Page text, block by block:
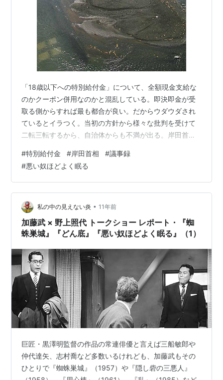
「18歳以下への特別給付金」について、全額現金支給な
のかクーポン併用なのかと混乱している。即決即金が受
取る側からすれば最も都合が良い。だからウダウダされ
ているとイラつく。当初の方針から様々な批判を受けて
二転三転するから、自治体からも不満が出る。岸田首相
挙公約時点での制度設計の見通しが甘い、というよりも
熟考されていなかったからこうなった？んだろう。ま
あ、どのみち始まりは不完全なものであり、様々な意見
や事情を考慮して議論すれば、二転三転するのは当然の
ナリユキであって、それが悪いコトとは思えない。 昨日
も書いたが、一石二鳥以上の目的が課せられている…
#特別給付金 #岸田首相 #議事録
#悪い奴ほどよく眠る
私の中の見えない炎 • 11年前
加藤武 × 野上照代 トークショー レポート・『蜘
蛛巣城』『どん底』『悪い奴ほどよく眠る』（1）
巨匠・黒澤明監督の作品の常連俳優と言えば三船敏郎や
仲代達矢、志村喬など多数いるけれども、加藤武もその
ひとりで『蜘蛛巣城』（1957）や『隠し砦の三悪人』